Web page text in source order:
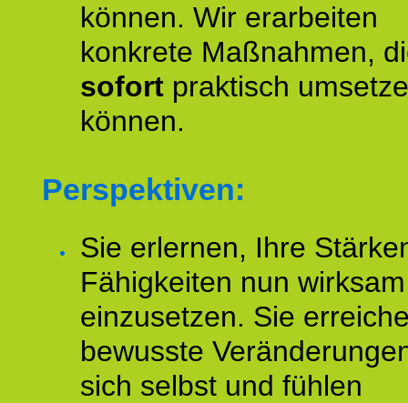
können. Wir erarbeiten
konkrete Maßnahmen,
sofort praktisch
können.
Perspektiven:
Sie erlernen, Ihre
Fähigkeiten nun wirksam
einzusetzen. Sie
bewusste
sich selbst und fühlen